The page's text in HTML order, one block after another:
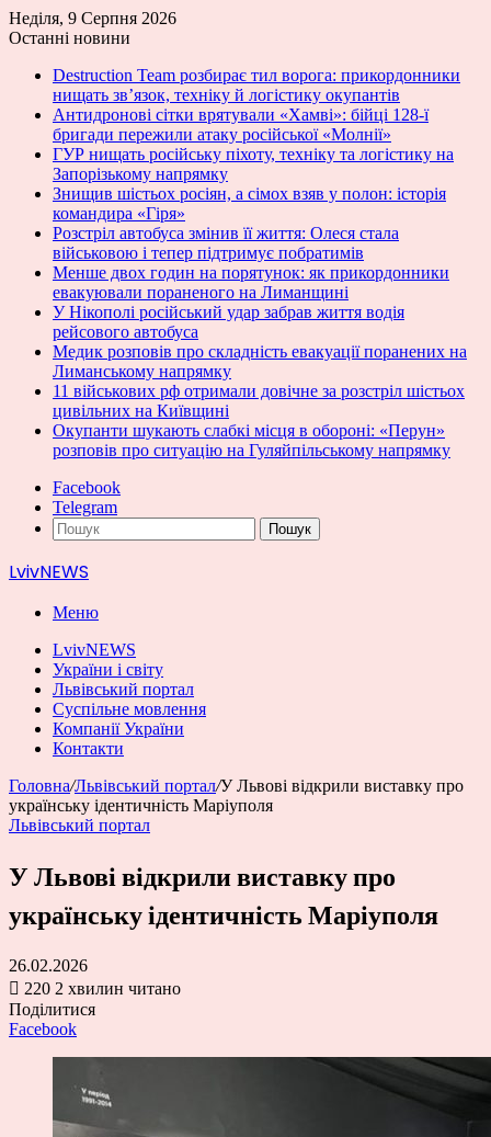
Неділя, 9 Серпня 2026
Останні новини
Destruction Team розбирає тил ворога: прикордонники
нищать зв’язок, техніку й логістику окупантів
Антидронові сітки врятували «Хамві»: бійці 128-ї
бригади пережили атаку російської «Молнії»
ГУР нищать російську піхоту, техніку та логістику на
Запорізькому напрямку
Знищив шістьох росіян, а сімох взяв у полон: історія
командира «Гіря»
Розстріл автобуса змінив її життя: Олеся стала
військовою і тепер підтримує побратимів
Менше двох годин на порятунок: як прикордонники
евакуювали пораненого на Лиманщині
У Нікополі російський удар забрав життя водія
рейсового автобуса
Медик розповів про складність евакуації поранених на
Лиманському напрямку
11 військових рф отримали довічне за розстріл шістьох
цивільних на Київщині
Окупанти шукають слабкі місця в обороні: «Перун»
розповів про ситуацію на Гуляйпільському напрямку
Facebook
Telegram
Пошук
LvivNEWS
Меню
LvivNEWS
України і світу
Львівський портал
Суспільне мовлення
Компанії України
Контакти
Головна/Львівський портал/У Львові відкрили виставку про
українську ідентичність Маріуполя
Львівський портал
У Львові відкрили виставку про
українську ідентичність Маріуполя
26.02.2026
220 2 хвилин читано
Поділитися
Facebook